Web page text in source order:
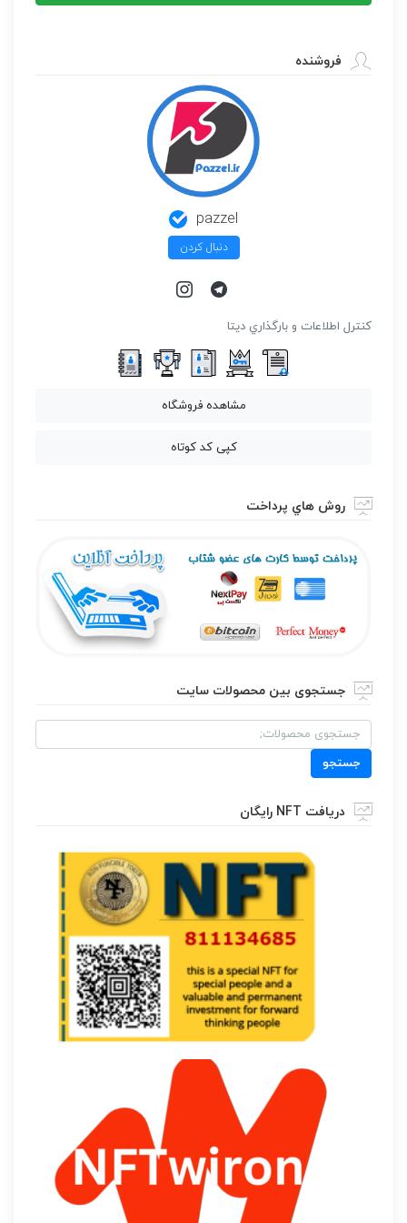
فروشنده
pazzel
دنبال کردن
كنترل اطلاعات و بارگذاري ديتا
مشاهده فروشگاه
کپی کد کوتاه
روش هاي پرداخت
جستجوی بین محصولات سایت
جستجو
برای:
جستجو
دریافت NFT رایگان